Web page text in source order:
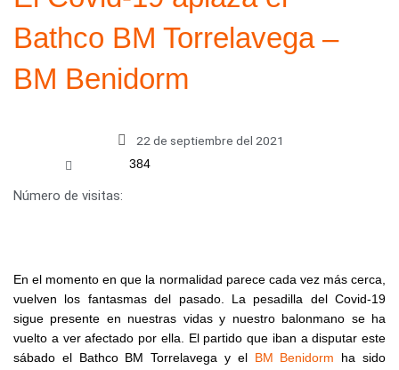
Bathco BM Torrelavega –
BM Benidorm
22 de septiembre del 2021
Número de visitas:
384
En el momento en que la normalidad parece cada vez más cerca,
vuelven los fantasmas del pasado. La pesadilla del Covid-19
sigue presente en nuestras vidas y nuestro balonmano se ha
vuelto a ver afectado por ella. El partido que iban a disputar este
sábado el Bathco BM Torrelavega y el
BM Benidorm ha sido